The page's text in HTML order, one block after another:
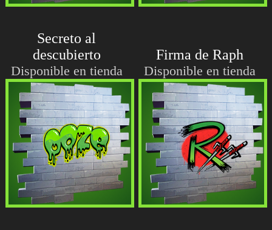
Secreto al
descubierto
Disponible en tienda
Firma de Raph
Disponible en tienda